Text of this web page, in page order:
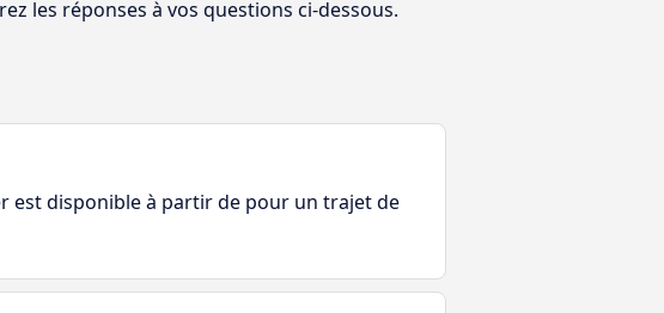
les réponses à vos questions ci-dessous.
est disponible à partir de pour un trajet de